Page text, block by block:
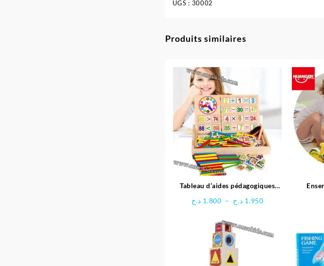
UGS : 30002
Produits similaires
Tableau d’aides pédagogiques
1.800 د.ج – 1.950 د.ج
Plage
1.800 د.ج